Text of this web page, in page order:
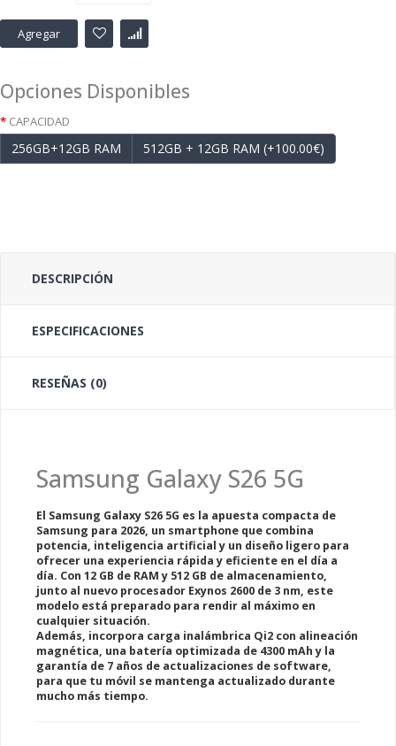
Agregar
Opciones Disponibles
CAPACIDAD
256GB+12GB RAM 512GB + 12GB RAM (+100.00€)
DESCRIPCIÓN
ESPECIFICACIONES
RESEÑAS (0)
Samsung Galaxy S26 5G
El Samsung Galaxy S26 5G es la apuesta compacta de
Samsung para 2026, un smartphone que combina
potencia, inteligencia artificial y un diseño ligero para
ofrecer una experiencia rápida y eficiente en el día a
día. Con 12 GB de RAM y 512 GB de almacenamiento,
junto al nuevo procesador Exynos 2600 de 3 nm, este
modelo está preparado para rendir al máximo en
cualquier situación.
Además, incorpora carga inalámbrica Qi2 con alineación
magnética, una batería optimizada de 4300 mAhy la
garantía de 7 años de actualizaciones de software,
para que tu móvil se mantenga actualizado durante
mucho más tiempo.